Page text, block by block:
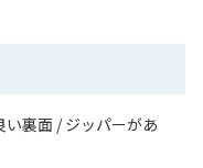
裏面 / ジッパーがあ